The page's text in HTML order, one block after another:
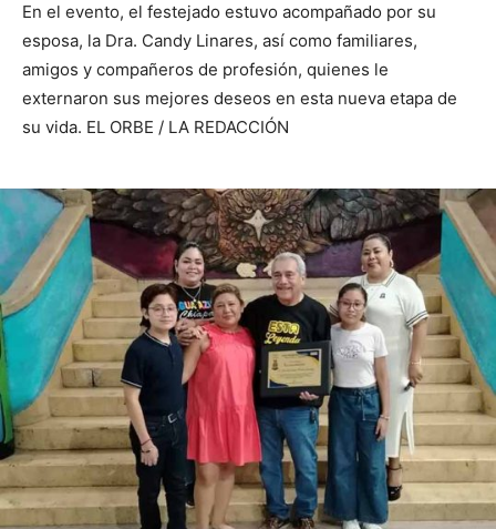
En el evento, el festejado estuvo acompañado por su
esposa, la Dra. Candy Linares, así como familiares,
amigos y compañeros de profesión, quienes le
externaron sus mejores deseos en esta nueva etapa de
su vida. EL ORBE / LA REDACCIÓN